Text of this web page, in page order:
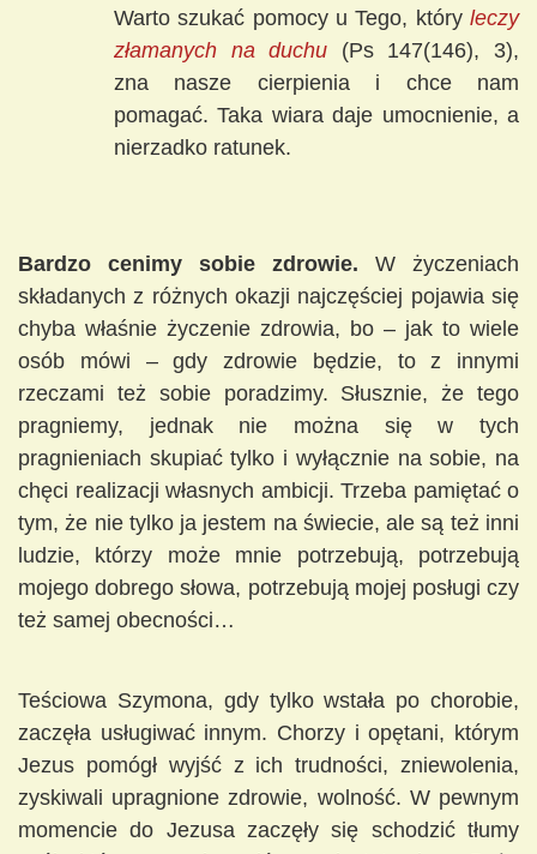
Warto szukać pomocy u Tego, który leczy
złamanych na duchu (Ps 147(146), 3),
zna nasze cierpienia i chce nam
pomagać. Taka wiara daje umocnienie, a
nierzadko ratunek.
Bardzo cenimy sobie zdrowie. W życzeniach
składanych z różnych okazji najczęściej pojawia się
chyba właśnie życzenie zdrowia, bo – jak to wiele
osób mówi – gdy zdrowie będzie, to z innymi
rzeczami też sobie poradzimy. Słusznie, że tego
pragniemy, jednak nie można się w tych
pragnieniach skupiać tylko i wyłącznie na sobie, na
chęci realizacji własnych ambicji. Trzeba pamiętać o
tym, że nie tylko ja jestem na świecie, ale są też inni
ludzie, którzy może mnie potrzebują, potrzebują
mojego dobrego słowa, potrzebują mojej posługi czy
też samej obecności…
Teściowa Szymona, gdy tylko wstała po chorobie,
zaczęła usługiwać innym. Chorzy i opętani, którym
Jezus pomógł wyjść z ich trudności, zniewolenia,
zyskiwali upragnione zdrowie, wolność. W pewnym
momencie do Jezusa zaczęły się schodzić tłumy